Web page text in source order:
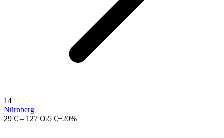
14
Nürnberg
29 € – 127 €65 €+20%